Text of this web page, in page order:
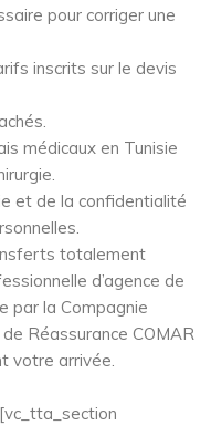
pour corriger une
inscrits sur le devis
médicaux en Tunisie
et de la confidentialité
totalement
d’agence de
par la Compagnie
Réassurance COMAR
votre arrivée.